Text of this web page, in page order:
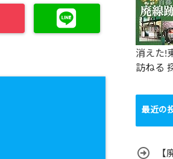
消えた!
訪ねる
最近の
【